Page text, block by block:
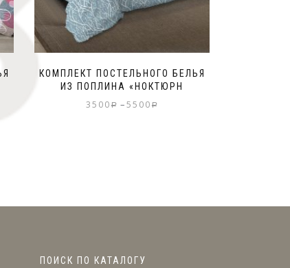
КОМПЛЕКТ ПОСТЕЛЬНОГО БЕЛЬЯ
ИЗ ПОПЛИНА «НОКТЮРН
3500 Р –5500 Р
ПОИСК ПО КАТАЛОГУ